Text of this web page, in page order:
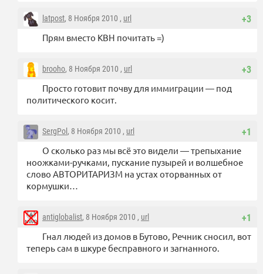
+3
latpost, 8 Ноября 2010 , url
Прям вместо КВН почитать =)
+3
brooho, 8 Ноября 2010 , url
Просто готовит почву для иммиграции — под
политического косит.
+1
SergPol , 8 Ноября 2010 , url
О сколько раз мы всё это видели — трепыхание
ноожками-ручками, пускание пузырей и волшебное
слово АВТОРИТАРИЗМ на устах оторванных от
кормушки…
+1
antiglobalist, 8 Ноября 2010 , url
Гнал людей из домов в Бутово, Речник сносил, вот
теперь сам в шкуре бесправного и загнанного.